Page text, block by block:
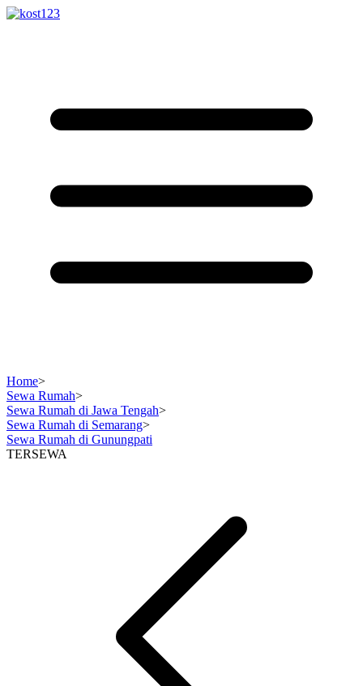
Home>
Sewa Rumah>
Sewa Rumah di Jawa Tengah>
Sewa Rumah di Semarang>
Sewa Rumah di Gunungpati
TERSEWA